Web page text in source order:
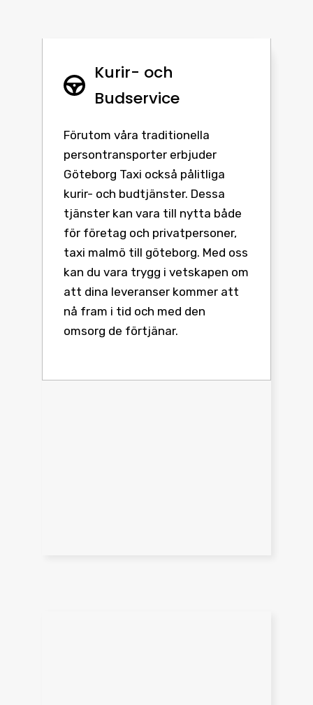
Kurir- och
Budservice
Förutom våra traditionella
persontransporter erbjuder
Göteborg Taxi också pålitliga
kurir- och budtjänster. Dessa
tjänster kan vara till nytta både
för företag och privatpersoner,
taxi malmö till göteborg. Med oss
kan du vara trygg i vetskapen om
att dina leveranser kommer att
nå fram i tid och med den
omsorg de förtjänar.